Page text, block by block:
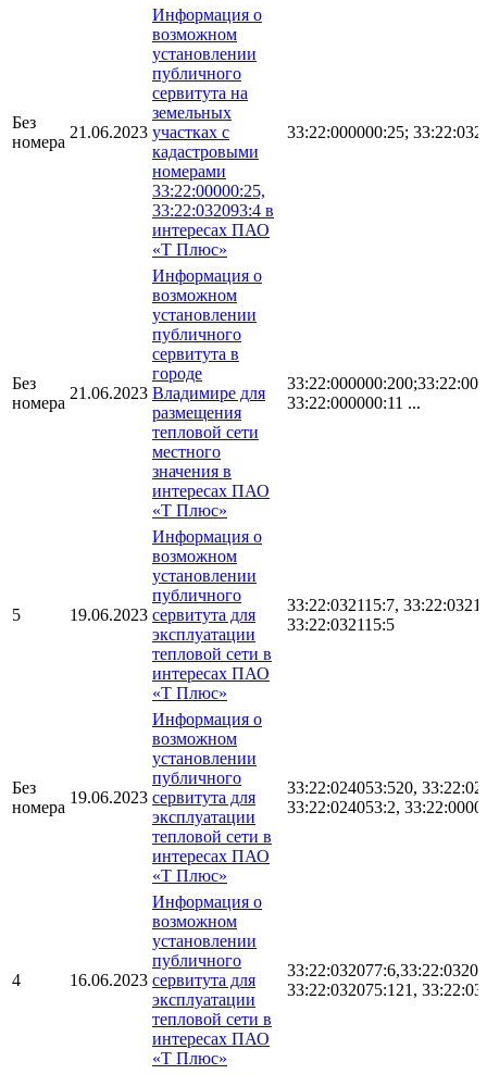
Без
номера
21.06.2023
Информация о
возможном
установлении
публичного
сервитута на
земельных
участках с
кадастровыми
номерами
33:22:00000:25,
33:22:032093:4 в
интересах ПАО
«Т Плюс»
33:22:000000:25;
Без
номера
21.06.2023
Информация о
возможном
установлении
публичного
сервитута в
городе
Владимире для
размещения
тепловой сети
местного
значения в
интересах ПАО
«Т Плюс»
33:22:000000:11 ...
5 19.06.2023
Информация о
возможном
установлении
публичного
сервитута для
эксплуатации
тепловой сети в
интересах ПАО
«Т Плюс»
33:22:032115:7,
33:22:032115:5
Без
номера
19.06.2023
Информация о
возможном
установлении
публичного
сервитута для
эксплуатации
тепловой сети в
интересах ПАО
«Т Плюс»
33:22:024053:520,
33:22:024053:2,
4 16.06.2023
Информация о
возможном
установлении
публичного
сервитута для
эксплуатации
тепловой сети в
интересах ПАО
«Т Плюс»
33:22:032075:121,